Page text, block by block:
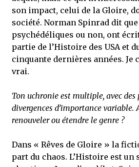
son impact, celui de la Gloire,
société. Norman Spinrad dit
psychédéliques ou non, ont
partie de l’Histoire des USA et
cinquante dernières années. Je
vrai.
Ton uchronie est multiple, avec des
divergences d’importance variable.
renouveler ou étendre le genre ?
Dans « Rêves de Gloire » la
part du chaos. L’Histoire est un